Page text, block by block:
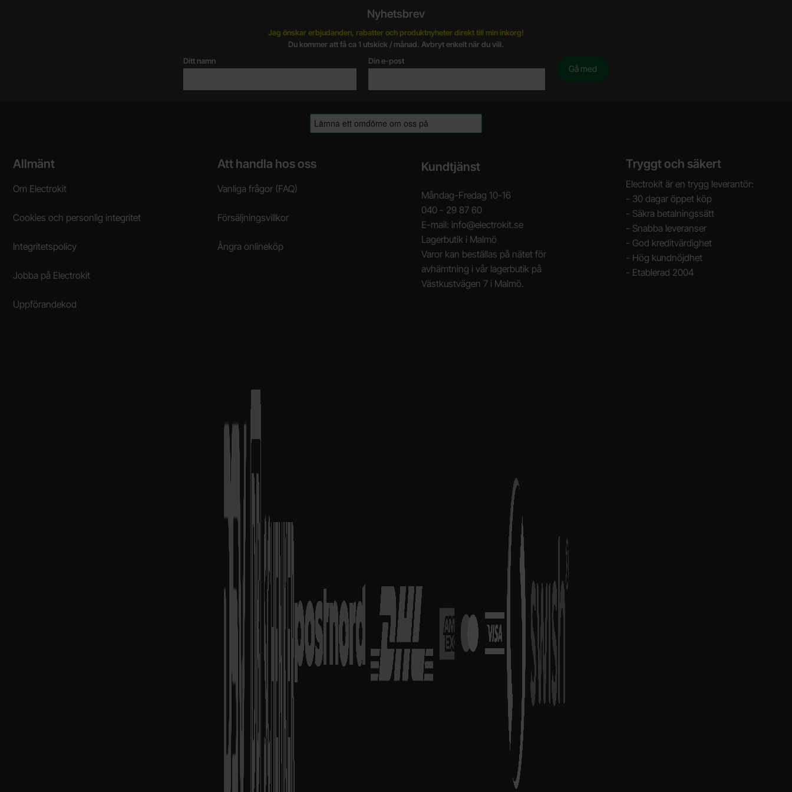
Nyhetsbrev
Jag önskar erbjudanden, rabatter och produktnyheter direkt till min inkorg!
Du kommer att få ca 1 utskick / månad. Avbryt enkelt när du vill.
Ditt namn
Din e-post
Sidfot Blandad info och länkar
Allmänt
Om Electrokit
Cookies och personlig integritet
Integritetspolicy
Jobba på Electrokit
Uppförandekod
Att handla hos oss
Vanliga frågor (FAQ)
Försäljningsvillkor
Ångra onlineköp
Kundtjänst
Måndag-Fredag 10-16
040 - 29 87 60
E-mail: info@electrokit.se
Lagerbutik i Malmö
Varor kan beställas på nätet för
avhämtning i vår lagerbutik på
Västkustvägen 7 i Malmö.
Tryggt och säkert
Electrokit är en trygg leverantör:
- 30 dagar öppet köp
- Säkra betalningssätt
- Snabba leveranser
- God kreditvärdighet
- Hög kundnöjdhet
- Etablerad 2004